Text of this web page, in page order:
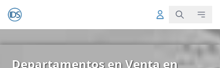
Departamentos en Venta en